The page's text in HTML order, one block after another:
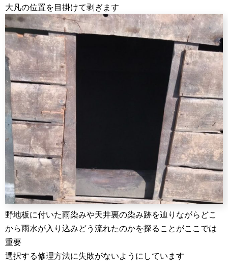
大凡の位置を目掛けて剥ぎます
野地板に付いた雨染みや天井裏の染み跡を辿りながらどこ
から雨水が入り込みどう流れたのかを探ることがここでは
重要
選択する修理方法に失敗がないようにしています